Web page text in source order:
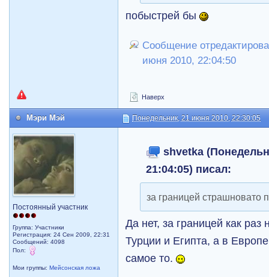
побыстрей бы
Сообщение
июня 2010, 22:04:50
Наверх
Мэри Мэй Понедельник, 21 июня 2010, 22:30:05
Постоянный участник
Группа: Участники
Регистрация: 24 Сен 2009, 22:31
Сообщений: 4098
Пол:
Мои группы:Мейсонская ложа
shvetka
21:04:05) писал:
за границей страшновато
Да нет, за границей как
Турции и Египта, а в
самое то.